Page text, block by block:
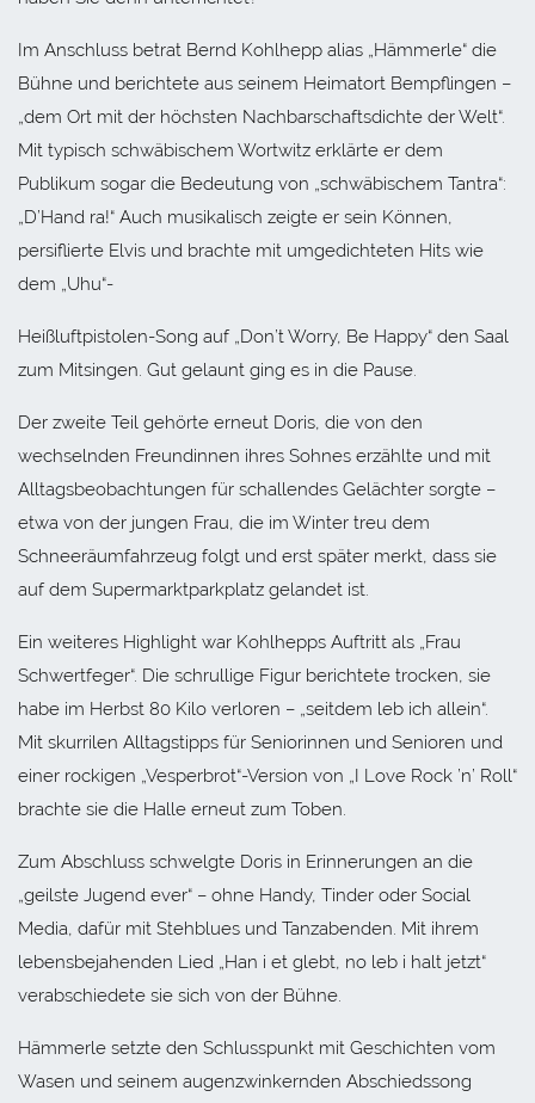
Im Anschluss betrat Bernd Kohlhepp alias „Hämmerle“ die
Bühne und berichtete aus seinem Heimatort Bempflingen –
„dem Ort mit der höchsten Nachbarschaftsdichte der Welt“.
Mit typisch schwäbischem Wortwitz erklärte er dem
Publikum sogar die Bedeutung von „schwäbischem Tantra“:
„D’Hand ra!“ Auch musikalisch zeigte er sein Können,
persiflierte Elvis und brachte mit umgedichteten Hits wie
dem „Uhu“-
Heißluftpistolen-Song auf „Don’t Worry, Be Happy“ den Saal
zum Mitsingen. Gut gelaunt ging es in die Pause.
Der zweite Teil gehörte erneut Doris, die von den
wechselnden Freundinnen ihres Sohnes erzählte und mit
Alltagsbeobachtungen für schallendes Gelächter sorgte –
etwa von der jungen Frau, die im Winter treu dem
Schneeräumfahrzeug folgt und erst später merkt, dass sie
auf dem Supermarktparkplatz gelandet ist.
Ein weiteres Highlight war Kohlhepps Auftritt als „Frau
Schwertfeger“. Die schrullige Figur berichtete trocken, sie
habe im Herbst 80 Kilo verloren – „seitdem leb ich allein“.
Mit skurrilen Alltagstipps für Seniorinnen und Senioren und
einer rockigen „Vesperbrot“-Version von „I Love Rock ’n’ Roll“
brachte sie die Halle erneut zum Toben.
Zum Abschluss schwelgte Doris in Erinnerungen an die
„geilste Jugend ever“ – ohne Handy, Tinder oder Social
Media, dafür mit Stehblues und Tanzabenden. Mit ihrem
lebensbejahenden Lied „Han i et glebt, no leb i halt jetzt“
verabschiedete sie sich von der Bühne.
Hämmerle setzte den Schlusspunkt mit Geschichten vom
Wasen und seinem augenzwinkernden Abschiedssong